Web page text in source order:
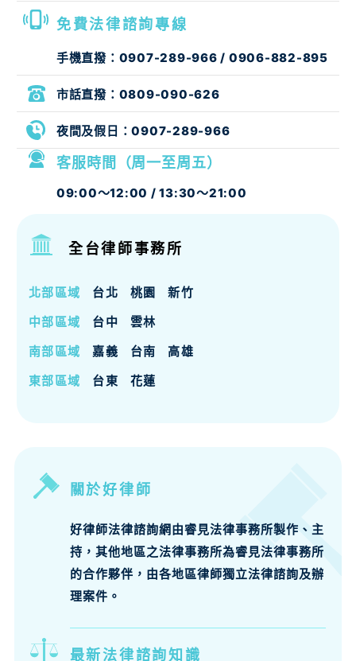
關於好律師
好律師法律諮詢網由睿見法律事務所製作、主
持，其他地區之法律事務所為睿見法律事務所
的合作夥伴，由各地區律師獨立法律諮詢及辦
理案件。
最新法律諮詢知識
免費法律諮詢專線
手機直撥： 0907-289-966 / 0906-882-895
市話直撥： 0809-090-626
客服時間（周一至周五）
09:00～12:00 / 13:30～21:00
夜間及假日：0907-289-966
全台律師事務所
北部區域 台北 桃園 新竹
南部區域 嘉義 台南 高雄
中部區域 台中 雲林
東部區域 台東 花蓮